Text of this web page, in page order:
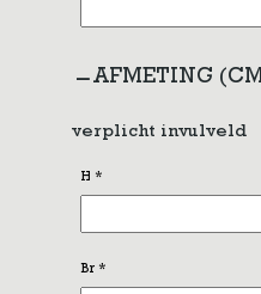
AFMETING
verplicht invulveld
H *
Br *